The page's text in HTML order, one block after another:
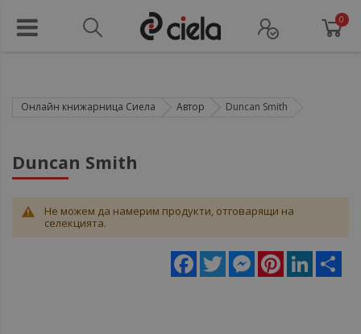
0
Онлайн книжарница Сиела Автор Duncan Smith
Duncan Smith
Не можем да намерим продукти, отговарящи на
селекцията.
Facebook
Twitter MessengerPinterestLinkedIn